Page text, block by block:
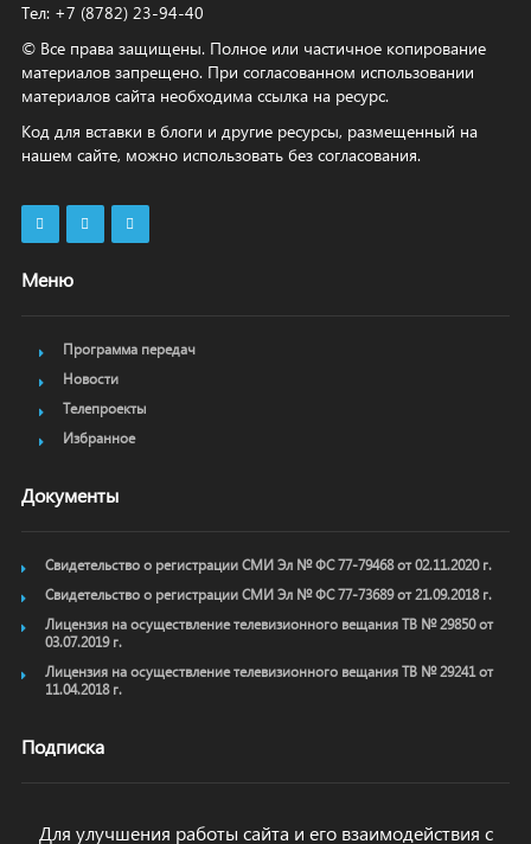
Тел: +7 (8782) 23‑94‑40
© Все права защищены. Полное или частичное копирование
материалов запрещено. При согласованном использовании
материалов сайта необходима ссылка на ресурс.
Код для вставки в блоги и другие ресурсы, размещенный на
нашем сайте, можно использовать без согласования.
Меню
Программа передач
Новости
Телепроекты
Избранное
Документы
Свидетельство о регистрации СМИ Эл № ФС 77-79468 от 02.11.2020 г.
Свидетельство о регистрации СМИ Эл № ФС 77-73689 от 21.09.2018 г.
Лицензия на осуществление телевизионного вещания ТВ № 29850 от
03.07.2019 г.
Лицензия на осуществление телевизионного вещания ТВ № 29241 от
11.04.2018 г.
Подписка
Для улучшения работы сайта и его взаимодействия с